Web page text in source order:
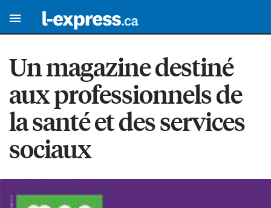
Un magazine destiné
aux professionnels de
la santé et des services
sociaux